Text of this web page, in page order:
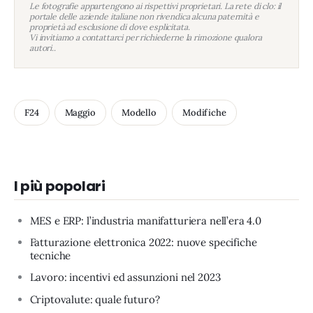
Le fotografie appartengono ai rispettivi proprietari. La rete di clo: il
portale delle aziende italiane non rivendica alcuna paternità e
proprietà ad esclusione di dove esplicitata.
Vi invitiamo a contattarci per richiederne la rimozione qualora
autori..
F24 Maggio Modello Modifiche
I più popolari
MES e ERP: l’industria manifatturiera nell’era 4.0
Fatturazione elettronica 2022: nuove specifiche
tecniche
Lavoro: incentivi ed assunzioni nel 2023
Criptovalute: quale futuro?